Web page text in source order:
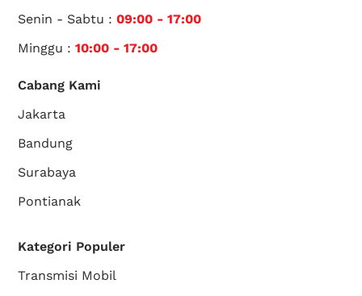
Senin - Sabtu :09:00 - 17:00
Minggu :10:00 - 17:00
Cabang Kami
Jakarta
Bandung
Surabaya
Pontianak
Kategori Populer
Transmisi Mobil